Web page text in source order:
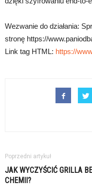
Wezwanie do działania:
stronę https://
Link tag HTML: https://
Poprzedni artykuł
JAK WYCZYŚCIĆ GRILLA
CHEMII?